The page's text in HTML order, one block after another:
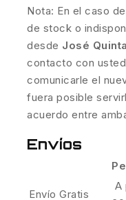
Nota: En el caso
de stock o
desde José
contacto con
comunicarle el
fuera posible
acuerdo entre
Envíos
Envío Gratis
A